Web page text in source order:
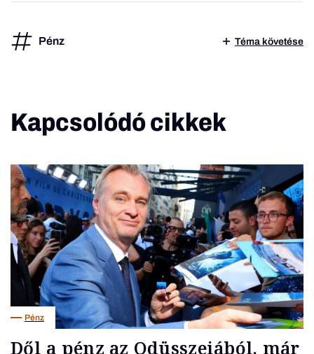
Pénz Téma követése
Kapcsolódó cikkek
Pénz
Dől a pénz az Odüsszeiából, már